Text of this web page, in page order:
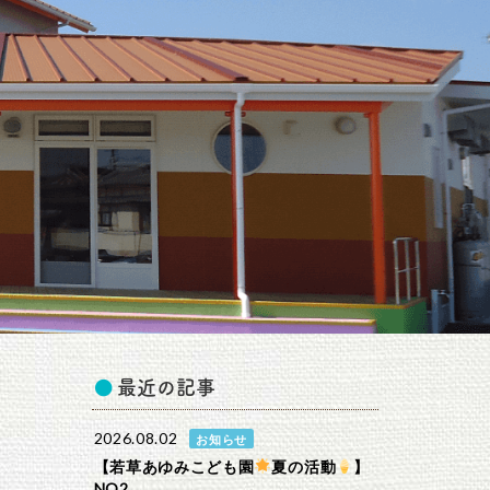
最近の記事
2026.08.02 お知らせ
【若草あゆみこども園 夏の活動
】